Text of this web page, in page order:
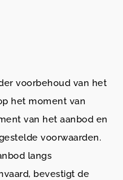
voorbehoud van het
het moment van
van het aanbod en
voorwaarden.
langs
bevestigt de